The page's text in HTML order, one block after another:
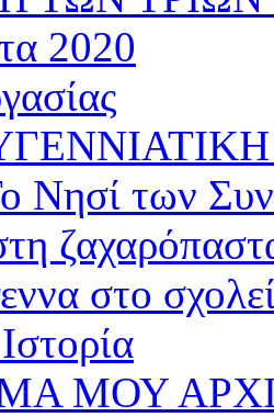
2020
Νησί των
στο
ΜΟΥ